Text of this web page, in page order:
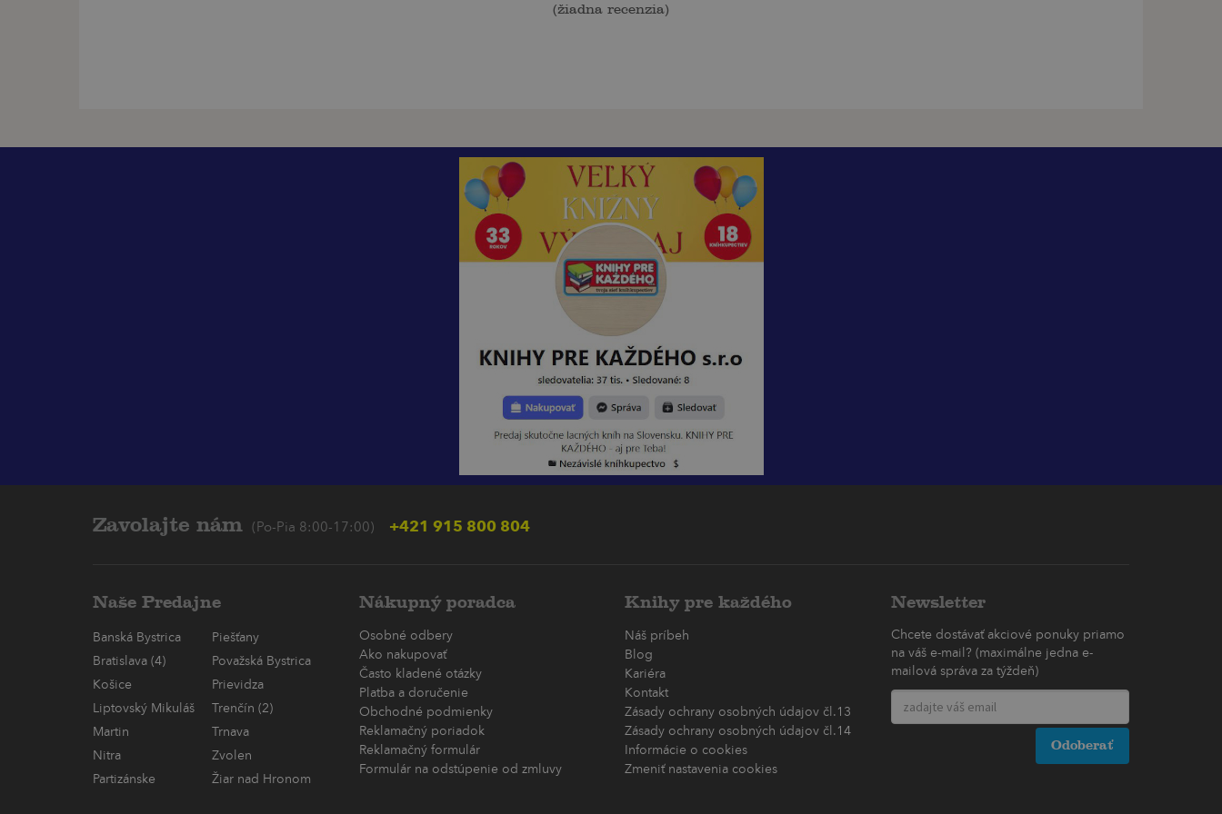
(žiadna recenzia)
Zavolajte nám (Po-Pia 8:00-17:00) +421 915 800 804
Naše Predajne
Banská Bystrica
Piešťany
Bratislava (4)
Považská Bystrica
Košice
Prievidza
Liptovský Mikuláš
Trenčín (2)
Martin
Trnava
Nitra
Zvolen
Partizánske
Žiar nad Hronom
Nákupný poradca
Osobné odbery
Ako nakupovať
Často kladené otázky
Platba a doručenie
Obchodné podmienky
Reklamačný poriadok
Reklamačný formulár
Formulár na odstúpenie od zmluvy
Knihy pre každého
Náš príbeh
Blog
Kariéra
Kontakt
Zásady ochrany osobných údajov čl.13
Zásady ochrany osobných údajov čl.14
Informácie o cookies
Zmeniť nastavenia cookies
Newsletter
Chcete dostávať akciové ponuky priamo
na váš e-mail? (maximálne jedna e-
mailová správa za týždeň)
Odoberať